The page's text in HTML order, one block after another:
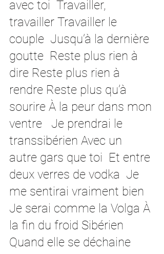
avec toi  Travailler,
travailler Travailler le
couple  Jusqu’à la dernière
goutte  Reste plus rien à
dire Reste plus rien à
rendre Reste plus qu’à
sourire À la peur dans mon
ventre   Je prendrai le
transsibérien Avec un
autre gars que toi  Et entre
deux verres de vodka  Je
me sentirai vraiment bien
Je serai comme la Volga À
la fin du froid Sibérien
Quand elle se déchaine